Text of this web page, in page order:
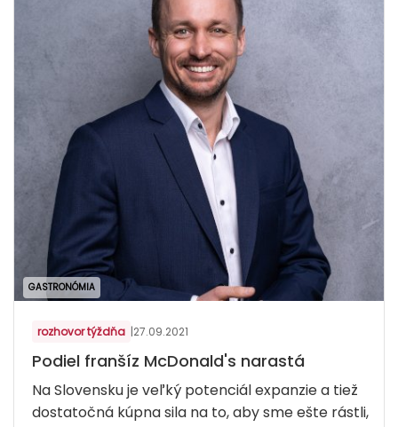
GASTRONÓMIA
rozhovor týždňa |27.09.2021
Podiel franšíz McDonald's narastá
Na Slovensku je veľký potenciál expanzie a tiež
dostatočná kúpna sila na to, aby sme ešte rástli,